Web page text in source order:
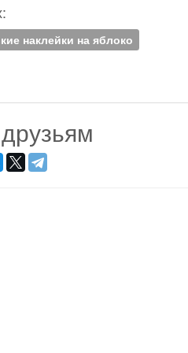
наклейки на яблоко